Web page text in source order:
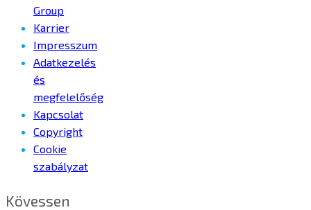
Group
Karrier
Impresszum
Adatkezelés
és
megfelelőség
Kapcsolat
Copyright
Cookie
szabályzat
Kövessen